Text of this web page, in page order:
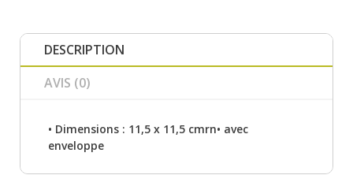
DESCRIPTION
AVIS (0)
• Dimensions : 11,5 x 11,5 cmrn• avec
enveloppe